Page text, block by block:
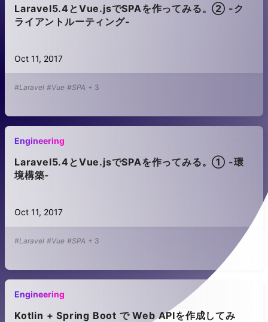
Laravel5.4とVue.jsでSPAを作ってみる。② -ク
ライアントルーティング-
Oct 11, 2017
#Laravel #Vue #SPA + 3
Engineering
Laravel5.4とVue.jsでSPAを作ってみる。① -環
境構築-
Oct 11, 2017
#Laravel #Vue #SPA + 3
Engineering
Kotlin + Spring Boot で Web APIを作成してみ